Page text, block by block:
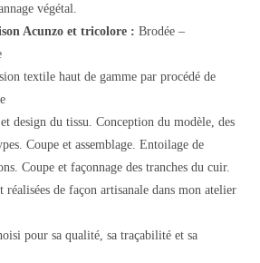
végétal.
Acunzo et tricolore : Brodée –
textile haut de gamme par procédé de
design du tissu. Conception du modèle, des
Coupe et assemblage. Entoilage de
Coupe et façonnage des tranches du cuir.
réalisées de façon artisanale dans mon atelier
pour sa qualité, sa traçabilité et sa